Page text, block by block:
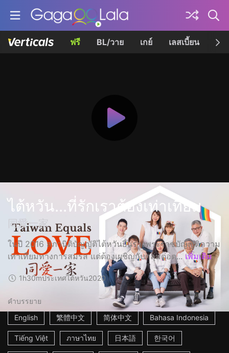
ฟรี BL/วาย เกย์ เลสเบี้ยน เค
ไต้หวัน...ที่รักเราต้องเท่าเทียม
同愛一家
ในปี 2016 สภานิติบัญญัติไต้หวันยื่นร่างพระราชบัญญัติความ
เท่าเทียมทางการสมรส แต่ต้องเผชิญกับกลุ่มต่อต... เพิ่มเติม
1h30mประเทศไต้หวัน2020
คำบรรยาย
English
繁體中文 简体中文 Bahasa Indonesia
Tiếng Việt ภาษาไทย 日本語 한국어